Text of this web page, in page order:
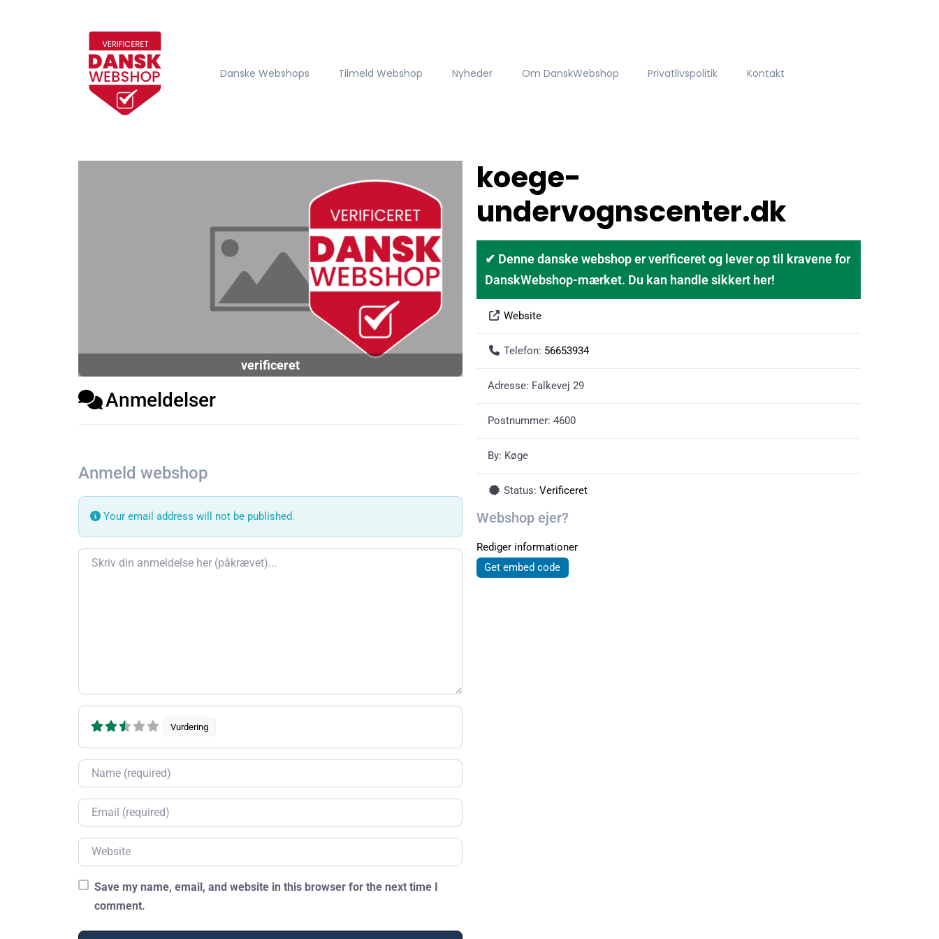
Danske Webshops Tilmeld Webshop Nyheder Om DanskWebshop Privatlivspolitik Kontakt
verificeret
Anmeldelser
Anmeld webshop
Your email address will not be published.
Review text
Vurdering
Name
Email
Website
Save my name, email, and website in this browser for the next time I
comment.
koege-
undervognscenter.dk
✔ Denne danske webshop er verificeret og lever op til kravene for
DanskWebshop-mærket. Du kan handle sikkert her!
Website
Telefon: 56653934
Adresse: Falkevej 29
Postnummer: 4600
By: Køge
Status: Verificeret
Webshop ejer?
Rediger informationer
Get embed code